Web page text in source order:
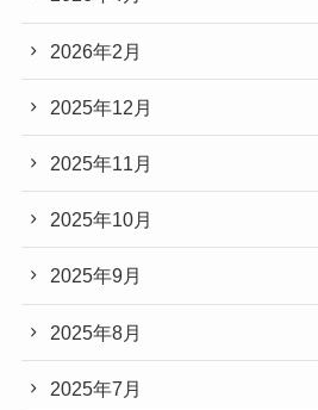
2026年2月
2025年12月
2025年11月
2025年10月
2025年9月
2025年8月
2025年7月